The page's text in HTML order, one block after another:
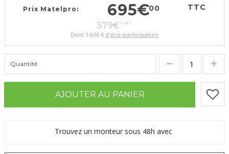
Prix Matelpro: 695€00 TTC
579€17 HT
Dont 14,00 € d'éco-participation
Quantité
AJOUTER AU PANIER
Trouvez un monteur sous 48h avec